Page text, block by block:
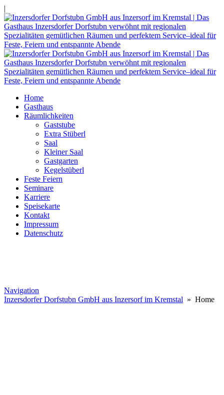
|
Home
Gasthaus
Räumlichkeiten
Gaststube
Extra Stüberl
Saal
Kleiner Saal
Gastgarten
Kegelstüberl
Feste Feiern
Seminare
Karriere
Speisekarte
Kontakt
Impressum
Datenschutz
Navigation
Inzersdorfer Dorfstubn GmbH aus Inzersorf im Kremstal » Home